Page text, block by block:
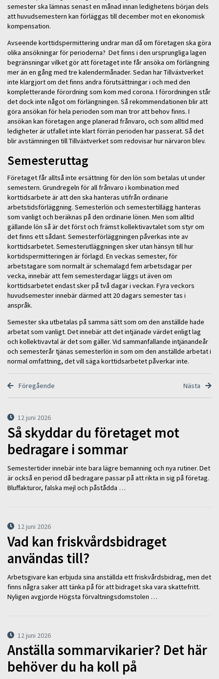
semester ska lämnas senast en månad innan ledighetens början dels
att huvudsemestern kan förläggas till december mot en ekonomisk
kompensation.
Avseende korttidspermittering undrar man då om företagen ska göra
olika ansökningar för perioderna? Det finns i den ursprungliga lagen
begränsningar vilket gör att företaget inte får ansöka om förlängning
mer än en gång med tre kalendermånader. Sedan har Tillväxtverket
inte klargjort om det finns andra förutsättningar i och med den
kompletterande förordning som kom med corona. I förordningen står
det dock inte något om förlängningen. Så rekommendationen blir att
göra ansökan för hela perioden som man tror att behov finns. I
ansökan kan företagen ange planerad frånvaro, och som alltid med
ledigheter är utfallet inte klart förrän perioden har passerat. Så det
blir avstämningen till Tillväxtverket som redovisar hur närvaron blev.
Semesteruttag
Företaget får alltså inte ersättning för den lön som betalas ut under
semestern. Grundregeln för all frånvaro i kombination med
korttidsarbete är att den ska hanteras utifrån ordinarie
arbetstidsförläggning. Semesterlön och semestertillägg hanteras
som vanligt och beräknas på den ordinarie lönen. Men som alltid
gällande lön så är det först och främst kollektivavtalet som styr om
det finns ett sådant. Semesterförläggningen påverkas inte av
korttidsarbetet. Semesterutläggningen sker utan hänsyn till hur
kortidspermitteringen är förlagd. En veckas semester, för
arbetstagare som normalt är schemalagd fem arbetsdagar per
vecka, innebär att fem semesterdagar läggs ut även om
korttidsarbetet endast sker på två dagar i veckan. Fyra veckors
huvudsemester innebär därmed att 20 dagars semester tas i
anspråk.
Semester ska utbetalas på samma sätt som om den anställde hade
arbetat som vanligt. Det innebär att det intjänade värdet enligt lag
och kollektivavtal är det som gäller. Vid sammanfallande intjänandeår
och semesterår tjänas semesterlön in som om den anställde arbetat i
normal omfattning, det vill säga korttidsarbetet påverkar inte.
Föregående Nästa
12 juni 2026
Så skyddar du företaget mot
bedragare i sommar
Semestertider innebär inte bara lägre bemanning och nya rutiner. Det
är också en period då bedragare passar på att rikta in sig på företag.
Bluffakturor, falska mejl och påstådda …
12 juni 2026
Vad kan friskvårdsbidraget
användas till?
Arbetsgivare kan erbjuda sina anställda ett friskvårdsbidrag, men det
finns några saker att tänka på för att bidraget ska vara skattefritt.
Nyligen avgjorde Högsta förvaltningsdomstolen …
12 juni 2026
Anställa sommarvikarier? Det här
behöver du ha koll på